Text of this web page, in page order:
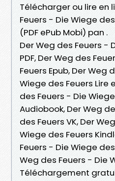
Télécharger ou lire en
Feuers - Die Wiege
(PDF ePub Mobi) pan .
Der Weg des Feuers -
PDF, Der Weg des
Feuers Epub, Der Weg
Wiege des Feuers Lire
des Feuers - Die
Audiobook, Der Weg
des Feuers VK, Der
Wiege des Feuers
Feuers - Die Wiege des
Weg des Feuers - Die
Téléchargement